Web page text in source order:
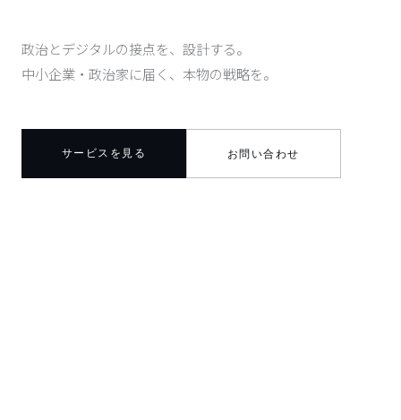
政治とデジタルの接点を、設計する。
中小企業・政治家に届く、本物の戦略を。
サービスを見る お問い合わせ